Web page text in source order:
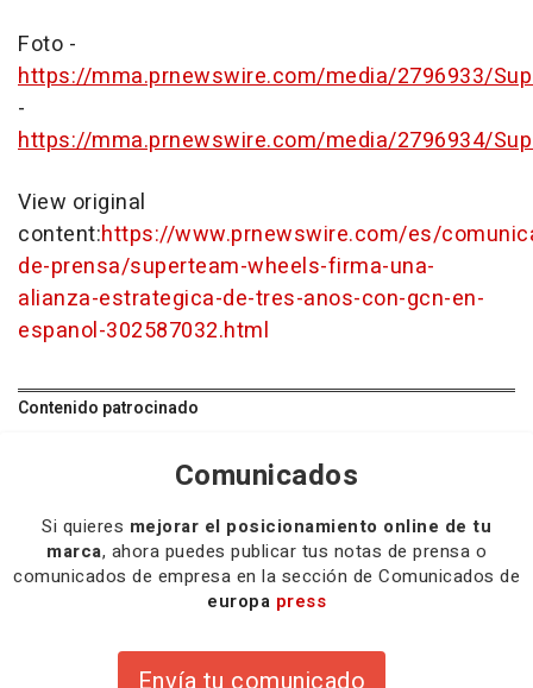
Foto -
https://mma.prnewswire.com/media/2796933/
-
https://mma.prnewswire.com/media/2796934/
View original
content:https://www.prnewswire.com/es/
de-prensa/superteam-wheels-firma-una-
alianza-estrategica-de-tres-anos-con-gcn-en-
espanol-302587032.html
Contenido patrocinado
Comunicados
Si quieres mejorar el posicionamiento online de tu
marca, ahora puedes publicar tus notas de prensa o
comunicados de empresa en la sección de Comunicados de
europa press